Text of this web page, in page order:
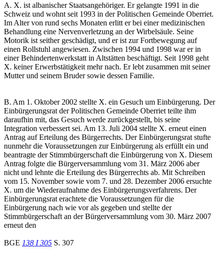
A. X. ist albanischer Staatsangehöriger. Er gelangte 1991 in die
Schweiz und wohnt seit 1993 in der Politischen Gemeinde Oberriet.
Im Alter von rund sechs Monaten erlitt er bei einer medizinischen
Behandlung eine Nervenverletzung an der Wirbelsäule. Seine
Motorik ist seither geschädigt, und er ist zur Fortbewegung auf
einen Rollstuhl angewiesen. Zwischen 1994 und 1998 war er in
einer Behindertenwerkstatt in Altstätten beschäftigt. Seit 1998 geht
X. keiner Erwerbstätigkeit mehr nach. Er lebt zusammen mit seiner
Mutter und seinem Bruder sowie dessen Familie.
B. Am 1. Oktober 2002 stellte X. ein Gesuch um Einbürgerung. Der
Einbürgerungsrat der Politischen Gemeinde Oberriet teilte ihm
daraufhin mit, das Gesuch werde zurückgestellt, bis seine
Integration verbessert sei. Am 13. Juli 2004 stellte X. erneut einen
Antrag auf Erteilung des Bürgerrechts. Der Einbürgerungsrat stufte
nunmehr die Voraussetzungen zur Einbürgerung als erfüllt ein und
beantragte der Stimmbürgerschaft die Einbürgerung von X. Diesem
Antrag folgte die Bürgerversammlung vom 31. März 2006 aber
nicht und lehnte die Erteilung des Bürgerrechts ab. Mit Schreiben
vom 15. November sowie vom 7. und 28. Dezember 2006 ersuchte
X. um die Wiederaufnahme des Einbürgerungsverfahrens. Der
Einbürgerungsrat erachtete die Voraussetzungen für die
Einbürgerung nach wie vor als gegeben und stellte der
Stimmbürgerschaft an der Bürgerversammlung vom 30. März 2007
erneut den
BGE 138 I 305 S. 307